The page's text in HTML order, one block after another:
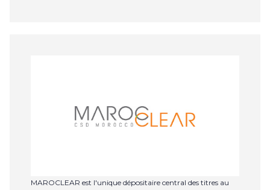
MAROCLEAR est l'unique dépositaire central des titres au